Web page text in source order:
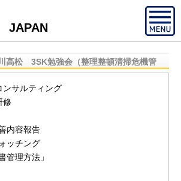
JAPAN
松 3SK勉強会（整理整頓清掃危機管
サルティング
修
内容報告
ッチング
理方法」